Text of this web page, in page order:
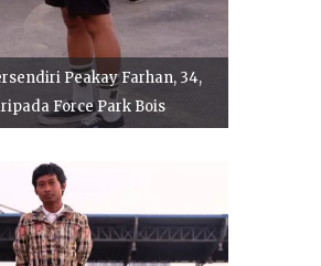
Peakay Farhan, 34,
Force Park Bois